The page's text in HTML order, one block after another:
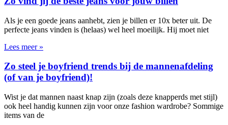
Als je een goede jeans aanhebt, zien je billen er 10x beter uit. De
perfecte jeans vinden is (helaas) wel heel moeilijk. Hij moet niet
Lees meer »
Zo steel je boyfriend trends bij de mannenafdeling
(of van je boyfriend)!
Wist je dat mannen naast knap zijn (zoals deze knapperds met stijl)
ook heel handig kunnen zijn voor onze fashion wardrobe? Sommige
items van de